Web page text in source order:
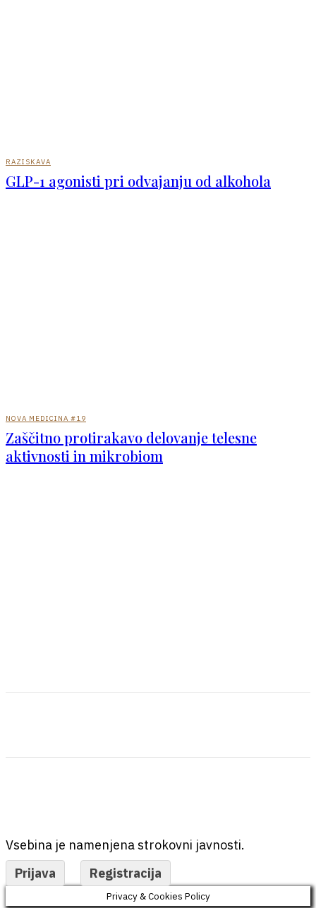
RAZISKAVA
GLP-1 agonisti pri odvajanju od alkohola
NOVA MEDICINA #19
Zaščitno protirakavo delovanje telesne
aktivnosti in mikrobiom
Vsebina je namenjena strokovni javnosti.
Prijava
Registracija
Privacy & Cookies Policy